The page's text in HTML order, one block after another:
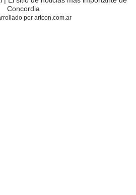
Concordia
por artcon.com.ar